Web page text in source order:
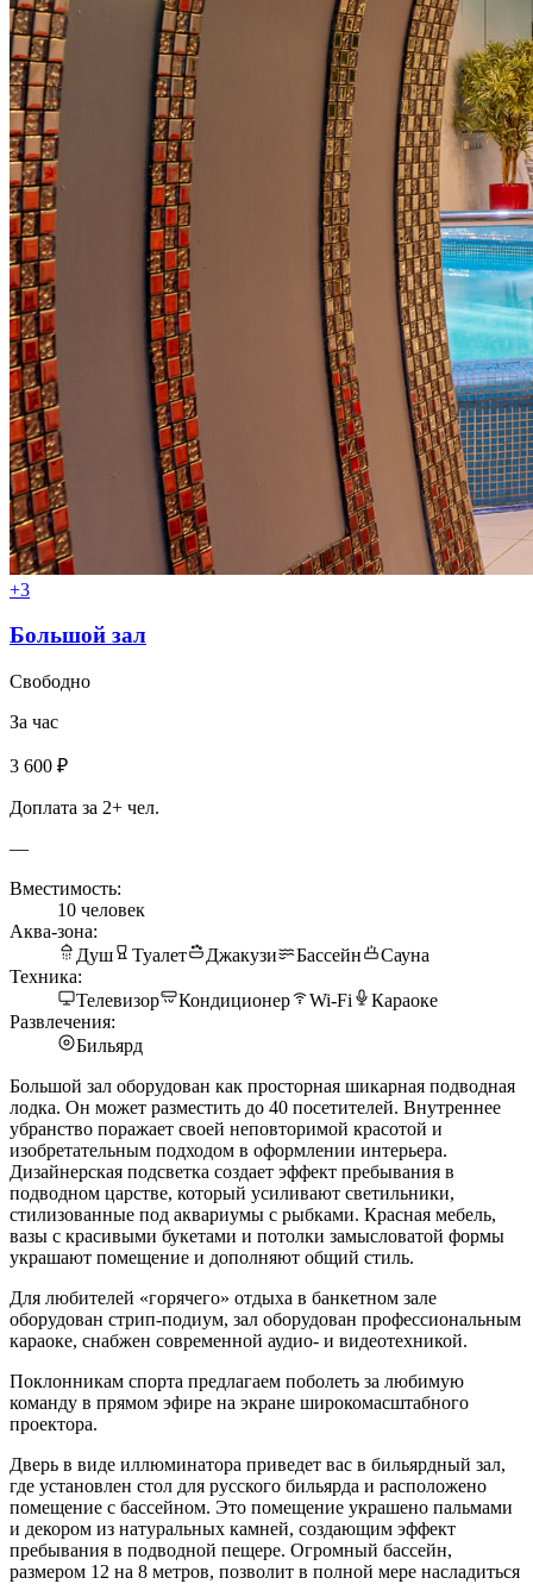
+3
Большой зал
Свободно
За час
3 600 ₽
Доплата за 2+ чел.
—
Вместимость:
10 человек
Аква-зона:
Душ
Туалет Джакузи Бассейн
Сауна
Техника:
Телевизор
Кондиционер Wi-Fi
Караоке
Развлечения:
Бильярд
Большой зал оборудован как просторная шикарная подводная
лодка. Он может разместить до 40 посетителей. Внутреннее
убранство поражает своей неповторимой красотой и
изобретательным подходом в оформлении интерьера.
Дизайнерская подсветка создает эффект пребывания в
подводном царстве, который усиливают светильники,
стилизованные под аквариумы с рыбками. Красная мебель,
вазы с красивыми букетами и потолки замысловатой формы
украшают помещение и дополняют общий стиль.
Для любителей «горячего» отдыха в банкетном зале
оборудован стрип-подиум, зал оборудован профессиональным
караоке, снабжен современной аудио- и видеотехникой.
Поклонникам спорта предлагаем поболеть за любимую
команду в прямом эфире на экране широкомасштабного
проектора.
Дверь в виде иллюминатора приведет вас в бильярдный зал,
где установлен стол для русского бильярда и расположено
помещение с бассейном. Это помещение украшено пальмами
и декором из натуральных камней, создающим эффект
пребывания в подводной пещере. Огромный бассейн,
размером 12 на 8 метров, позволит в полной мере насладиться